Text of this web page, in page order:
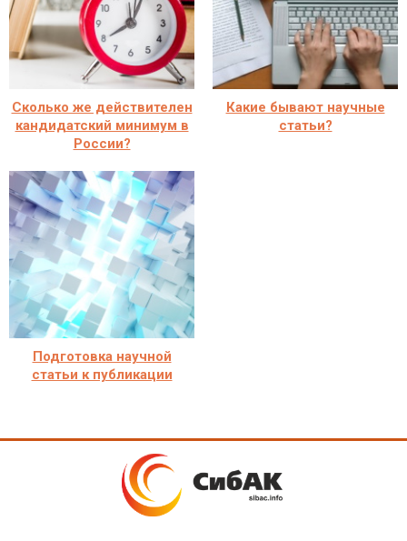
Сколько же действителен
кандидатский минимум в
России?
Какие бывают научные
статьи?
Подготовка научной
статьи к публикации